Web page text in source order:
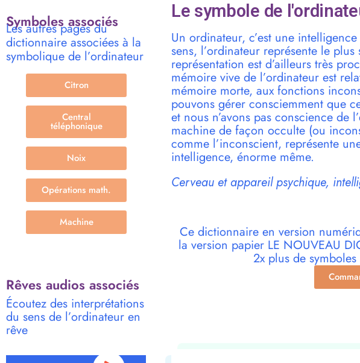
Symboles associés
Les autres pages du
dictionnaire associées à la
symbolique de l’ordinateur
Citron
Central
téléphonique
Noix
Opérations math.
Machine
Rêves audios associés
Écoutez des interprétations
du sens de l’ordinateur en
rêve
Le symbole de
Un ordinateur, c’est une
sens, l’ordinateur représente le
représentation est d’ailleurs très
mémoire vive de l’ordinateur est
mémoire morte, aux fonctions
pouvons gérer consciemment que
et nous n’avons pas conscience de
machine de façon occulte (ou
comme l’inconscient, représente
intelligence, énorme même.
Cerveau et appareil psychique,
Ce dictionnaire en version
la version papier LE NOUVEAU
2x plus de